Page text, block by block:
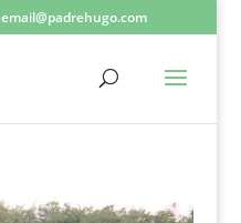
email@padrehugo.com